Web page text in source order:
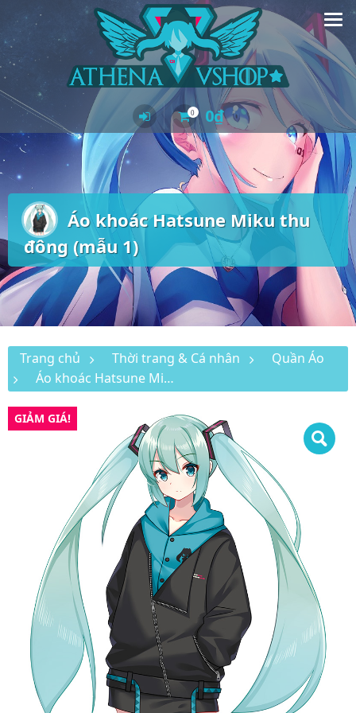
content
0 0₫
Áo khoác Hatsune Miku thu
đông (mẫu 1)
Trang chủ Thời trang & Cá nhân
Quần Áo
Áo khoác Hatsune Miku thu đông (mẫu 1)
GIẢM GIÁ!